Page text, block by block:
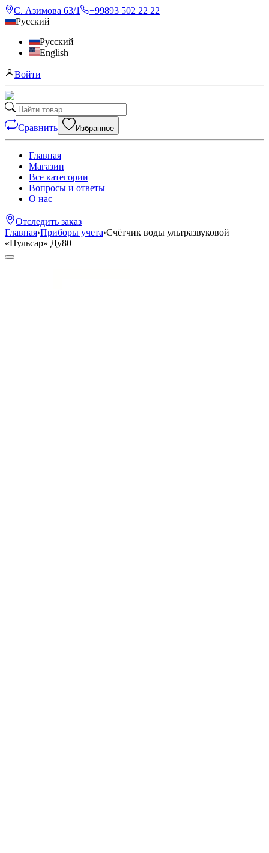
С. Азимова 63/1
+99893 502 22 22
Русский
Русский
English
Войти
Сравнить Избранное
Главная
Магазин
Все категории
Вопросы и ответы
О нас
Отследить заказ
Главная›Приборы учета›Счётчик воды ультразвуковой
«Пульсар» Ду80